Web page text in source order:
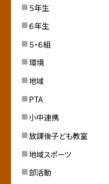
５年生
６年生
５・６組
環境
地域
PTA
小中連携
放課後子ども教室
地域スポーツ
部活動